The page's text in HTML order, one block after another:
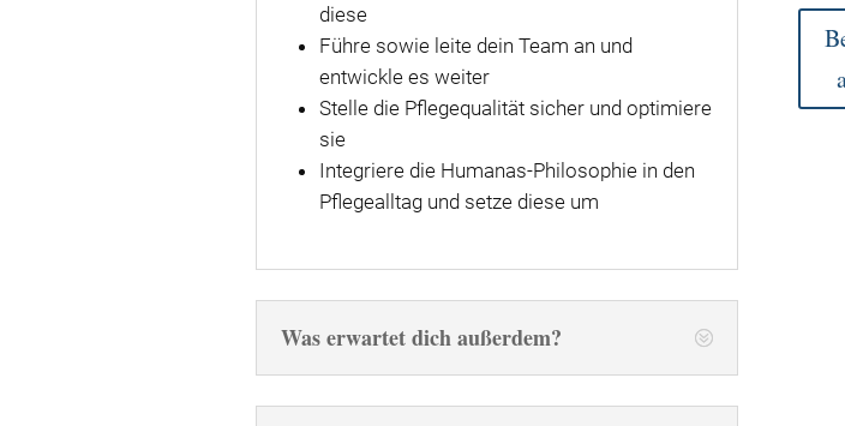
diese
Führe sowie leite dein Team an und
entwickle es weiter
Stelle die Pflegequalität sicher und optimiere
sie
Integriere die Humanas-Philosophie in den
Pflegealltag und setze diese um
Was erwartet dich außerdem?